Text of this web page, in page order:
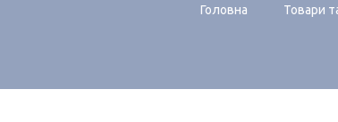
Головна Товари